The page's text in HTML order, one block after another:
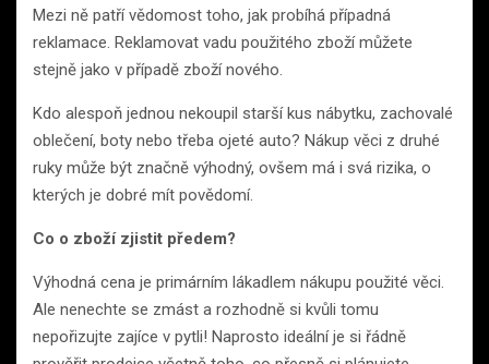
Mezi ně patří vědomost toho, jak probíhá případná
reklamace. Reklamovat vadu použitého zboží můžete
stejně jako v případě zboží nového.
Kdo alespoň jednou nekoupil starší kus nábytku, zachovalé
oblečení, boty nebo třeba ojeté auto? Nákup věci z druhé
ruky může být značně výhodný, ovšem má i svá rizika, o
kterých je dobré mít povědomí.
Co o zboží zjistit předem?
Výhodná cena je primárním lákadlem nákupu použité věci.
Ale nenechte se zmást a rozhodně si kvůli tomu
nepořizujte zajíce v pytli! Naprosto ideální je si řádně